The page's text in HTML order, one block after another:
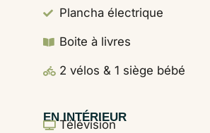
Plancha électrique
Boite à livres
2 vélos & 1 siège bébé
EN INTÉRIEUR
Télévision